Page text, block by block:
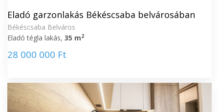
Eladó garzonlakás Békéscsaba belvárosában
Békéscsaba Belváros
Eladó tégla lakás, 35 m2
28 000 000 Ft